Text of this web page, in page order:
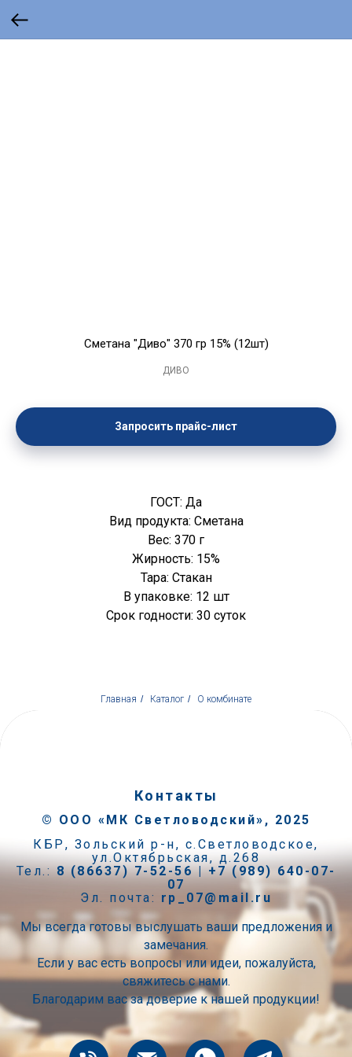
Сметана "Диво" 370 гр 15% (12шт)
ДИВО
Запросить прайс-лист
ГОСТ: Да
Вид продукта: Сметана
Вес: 370 г
Жирность: 15%
Тара: Стакан
В упаковке: 12 шт
Срок годности: 30 суток
Главная / Каталог / О комбинате
Контакты
© ООО «МК Светловодский», 2025
КБР, Зольский р-н, с.Светловодское,
ул.Октябрьская, д.268
Тел.:8 (86637) 7-52-56 | +7 (989) 640-07-
07
Эл. почта: rp_07@mail.ru
Мы всегда готовы выслушать ваши предложения и
замечания.
Если у вас есть вопросы или идеи, пожалуйста,
свяжитесь с нами.
Благодарим вас за доверие к нашей продукции!